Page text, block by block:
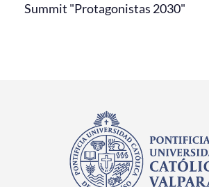
Summit "Protagonistas 2030"